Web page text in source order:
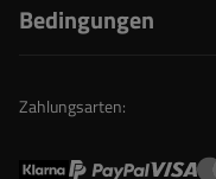
Bedingungen
Zahlungsarten: